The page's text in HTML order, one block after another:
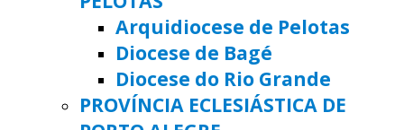
Arquidiocese de Pelotas
Diocese de Bagé
Diocese do Rio Grande
PROVÍNCIA ECLESIÁSTICA DE